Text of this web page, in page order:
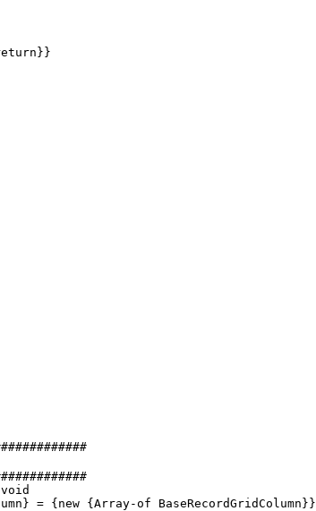
= {new {Array-of BaseRecordGridColumn}}